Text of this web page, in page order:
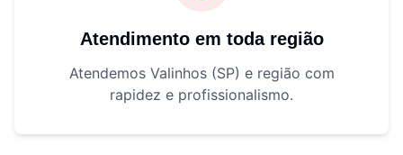
Atendimento em toda região
Atendemos Valinhos (SP) e região com
rapidez e profissionalismo.